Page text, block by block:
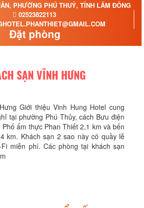
PHƯỜNG PHÚ THUỶ, TỈNH LÂM ĐỒNG
02523822113
Đặt phòng
SẠN VĨNH HƯNG
Giới thiệu Vinh Hung Hotel cung
tại phường Phú Thủy, cách Bưu điện
ẩm thực Phan Thiết 2,1 km và bến
km. Khách sạn 2 sao này có quầy lễ
miễn phí. Các phòng tại khách sạn